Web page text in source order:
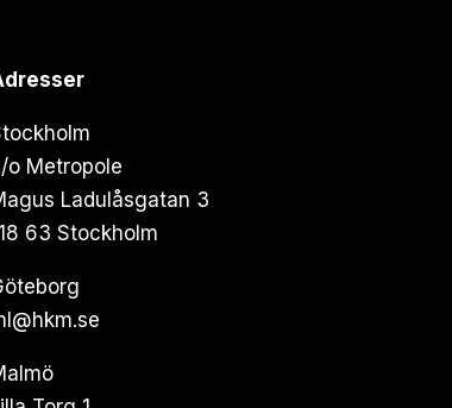
o Metropole
Ladulåsgatan 3
63 Stockholm